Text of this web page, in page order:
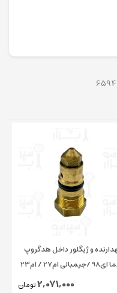
و ژیگلور داخل هدگروپ
فائما ای98 /جیمبالی ام27 / ام23
2,071,000تومان